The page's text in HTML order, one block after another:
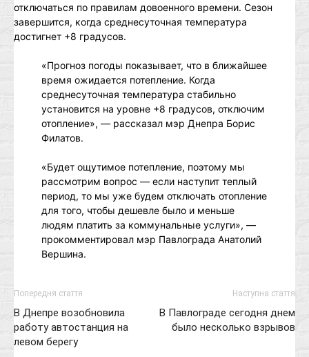
отключаться по правилам довоенного времени. Сезон
завершится, когда среднесуточная температура
достигнет +8 градусов.
«Прогноз погоды показывает, что в ближайшее
время ожидается потепление. Когда
среднесуточная температура стабильно
установится на уровне +8 градусов, отключим
отопление», — рассказал мэр Днепра Борис
Филатов.
«Будет ощутимое потепление, поэтому мы
рассмотрим вопрос — если наступит теплый
период, то мы уже будем отключать отопление
для того, чтобы дешевле было и меньше
людям платить за коммунальные услуги», —
прокомментировал мэр Павлограда Анатолий
Вершина.
Попередня стаття
В Днепре возобновила
работу автостанция на
левом берегу
Наступна стаття
В Павлограде сегодня днем
было несколько взрывов